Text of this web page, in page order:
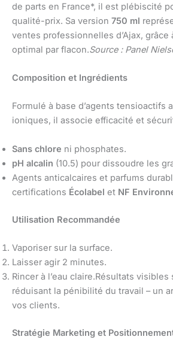
de parts en France*, il est plébiscité
qualité-prix. Sa version 750 ml
ventes professionnelles d’Ajax, grâce
optimal par flacon.Source : Panel
Composition et Ingrédients
Formulé à base d’agents tensioactifs
ioniques, il associe efficacité et
Sans chlore ni phosphates.
pH alcalin (10.5) pour dissoudre les
Agents anticalcaires et parfums
certifications Écolabel et NF
Utilisation Recommandée
Vaporiser sur la surface.
Laisser agir 2 minutes.
Rincer à l’eau claire.Résultats visibles
réduisant la pénibilité du travail – un
vos clients.
Stratégie Marketing et